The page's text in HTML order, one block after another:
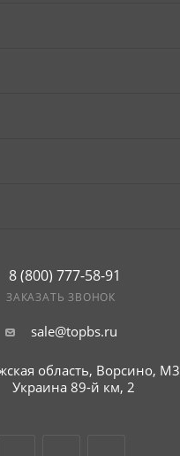
8 (800) 777-58-91
ЗАКАЗАТЬ ЗВОНОК
sale@topbs.ru
область, Ворсино, М3
Украина 89-й км, 2